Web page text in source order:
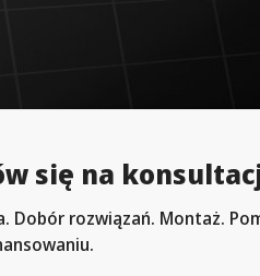
się na
Dobór rozwiązań. Montaż.